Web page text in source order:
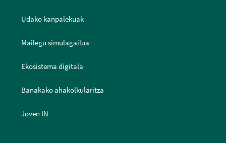
Udako kanpalekuak
Mailegu simulagailua
Ekosistema digitala
Banakako ahakolkularitza
Joven IN